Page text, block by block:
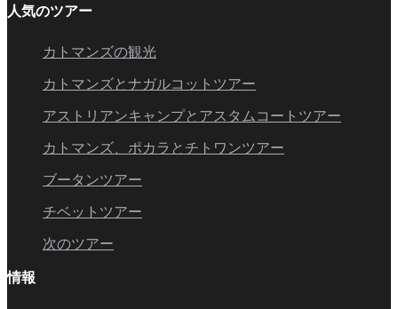
人気のツアー
カトマンズの観光
カトマンズとナガルコットツアー
アストリアンキャンプとアスタムコートツアー
カトマンズ、ポカラとチトワンツアー
ブータンツアー
チベットツアー
次のツアー
情報